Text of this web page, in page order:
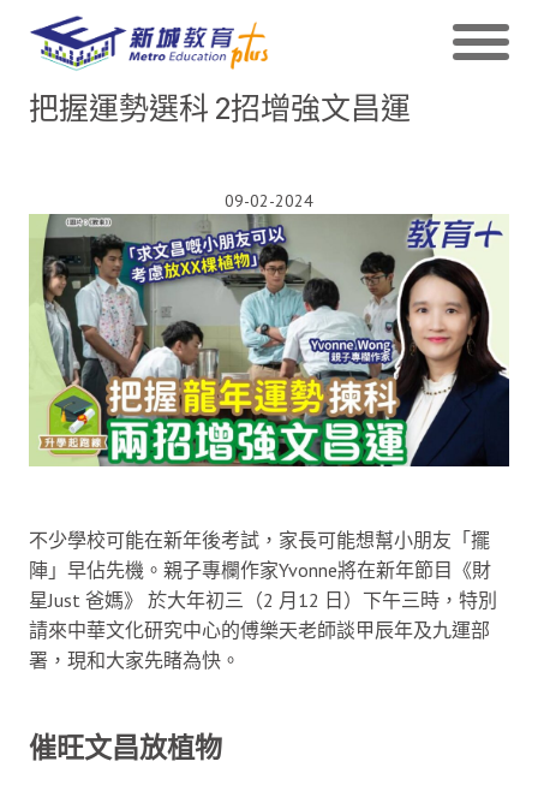
把握運勢選科 2招增強文昌運
09-02-2024
不少學校可能在新年後考試，家長可能想幫小朋友「擺
陣」早佔先機。親子專欄作家Yvonne將在新年節目《財
星Just 爸媽》 於大年初三（2 月12 日）下午三時，特別
請來中華文化研究中心的傅樂天老師談甲辰年及九運部
署，現和大家先睹為快。
催旺文昌放植物